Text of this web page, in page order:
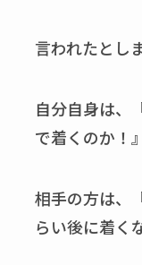
言われたとしま
自分自身は、
で着くのか！
相手の方は、
らい後に着く